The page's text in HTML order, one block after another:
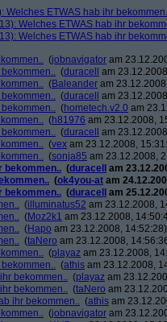
Welches ETWAS hab ihr
Welches ETWAS hab ihr
Welches ETWAS hab ihr
(jobnavigator am
(duracell
am
(Baleander am
(duracell
am
(hometech.v2.0 am
(h81976 am 23.12.2008,
(duracell
am
(vex am 23.12.2008,
(sonja85 am 23.12.2008,
bekommen.. (duracell
am
(ok4you-at am
bekommen.. (duracell
am
(illuminatus52 am 23.12.2008,
(Moz2k1 am 23.12.2008,
(Hapo am 23.12.2008, 14:52:28)
(taNero am 23.12.2008,
(playaz am 23.12.2008,
(athis am 23.12.2008,
bekommen.. (playaz am
bekommen.. (taNero am
ihr bekommen.. (athis am
(jobnavigator am